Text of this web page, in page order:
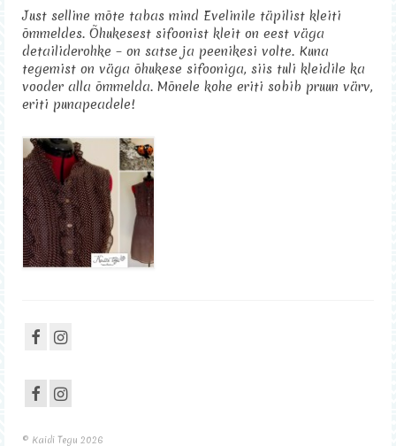
Käsitöö
Asjad müügis
Sisustus
Kontakt
Just selline mõte tabas mind Evelinile täpilist kleiti
õmmeldes. Õhukesest sifoonist kleit on eest väga
detailiderohke – on satse ja peenikesi volte. Kuna
tegemist on väga õhukese sifooniga, siis tuli kleidile ka
vooder alla õmmelda. Mõnele kohe eriti sobib pruun värv,
eriti punapeadele!
© Kaidi Tegu 2026